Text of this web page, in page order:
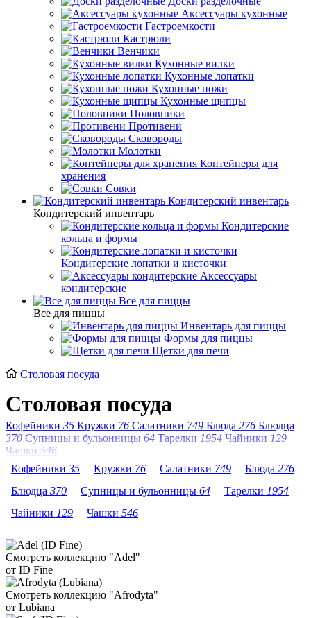
Аксессуары кухонные
Гастроемкости
Кастрюли
Венчики
Кухонные вилки
Кухонные лопатки
Кухонные ножи
Кухонные щипцы
Половники
Противени
Сковороды
Молотки
Контейнеры для
хранения
Совки
Кондитерский инвентарь
Кондитерский инвентарь
Кондитерские
кольца и формы
Кондитерские лопатки и кисточки
Аксессуары
кондитерские
Все для пиццы
Все для пиццы
Инвентарь для пиццы
Формы для пиццы
Щетки для печи
Столовая посуда
Столовая посуда
Кофейники 35 Кружки 76 Салатники 749 Блюда 276 Блюдца
370 Супницы и бульонницы 64 Тарелки 1954 Чайники 129
Чашки 546
Кофейники 35 Кружки 76 Салатники 749 Блюда 276
Блюдца 370 Супницы и бульонницы 64 Тарелки 1954
Чайники 129 Чашки 546
Смотреть коллекцию "Adel"
от ID Fine
Смотреть коллекцию "Afrodyta"
от Lubiana